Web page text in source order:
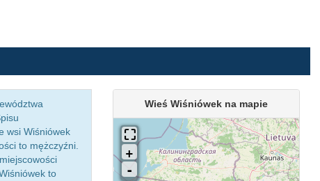
wsi Wiśniówek
to mężczyźni.
to
Wieś Wiśniówek na mapie